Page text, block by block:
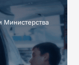
Министерства